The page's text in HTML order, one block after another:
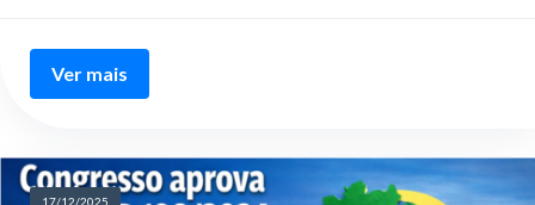
Ver mais
17/12/2025